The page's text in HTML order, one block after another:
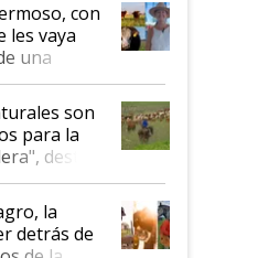
con
les vaya
una
sobre las
abren
con
son
para la
destaca
reúne a 46
Argentina
la
detrás de